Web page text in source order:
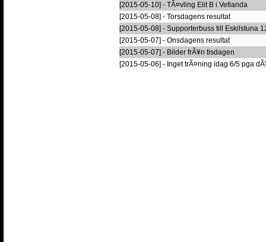
[2015-05-10] - TÃ¤vling Elit B i Vetlanda
[2015-05-08] - Torsdagens resultat
[2015-05-08] - Supporterbuss till Eskilstuna
[2015-05-07] - Onsdagens resultat
[2015-05-07] - Bilder frÃ¥n tisdagen
[2015-05-06] - Inget trÃ¤ning idag 6/5 pga